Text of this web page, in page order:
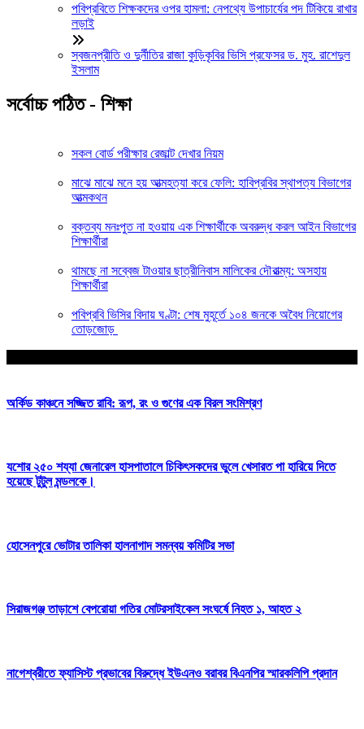
পবিপ্রবিতে শিক্ষকদের ওপর হামলা: নেপথ্যে উপাচার্যের পদ টিকিয়ে রাখার
লড়াই
স্বজনপ্রীতি ও দুর্নীতির রাজা কুড়িকৃবির ভিসি প্রফেসর ড. মুহ. রাশেদুল
ইসলাম
সর্বোচ্চ পঠিত - শিক্ষা
সকল বোর্ড পরীক্ষার রেজাল্ট দেখার নিয়ম
মাঝে মাঝে মনে হয় আত্মহত্যা করে ফেলি: হাবিপ্রবির স্থাপত্য বিভাগের
আত্মকথন
বক্তব্য মনঃপুত না হওয়ায় এক শিক্ষার্থীকে অবরুদ্ধ করল আইন বিভাগের
শিক্ষার্থীরা
থামছে না সব্বেজ টাওয়ার ছাত্রীনিবাস মালিকের দৌরাত্ম্য: অসহায়
শিক্ষার্থীরা
পবিপ্রবি ভিসির বিদায় ঘণ্টা: শেষ মুহূর্তে ১০৪ জনকে অবৈধ নিয়োগের
তোড়জোড়
অর্কিড কাঞ্চনে সজ্জিত রাবি: রূপ, রং ও গুণের এক বিরল সংমিশ্রণ
যশোর ২৫০ শয্যা জেনারেল হাসপাতালে চিকিৎসকদের ভুলে খেসারত পা হারিয়ে দিতে
হয়েছে টুটুল মন্ডলকে।
হোসেনপুরে ভোটার তালিকা হালনাগাদ সমন্বয় কমিটির সভা
সিরাজগঞ্জ তাড়াশে বেপরোয়া গতির মোটরসাইকেল সংঘর্ষে নিহত ১, আহত ২
নাগেশ্বরীতে ফ্যাসিস্ট প্রভাবের বিরুদ্ধে ইউএনও বরাবর বিএনপির স্মারকলিপি প্রদান